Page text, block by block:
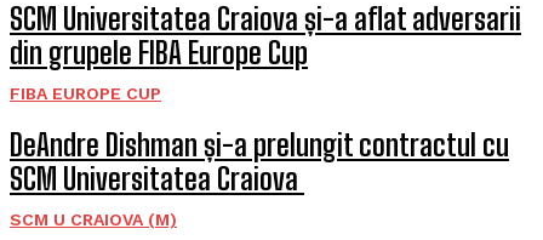
SCM Universitatea Craiova și-a aflat adversarii
din grupele FIBA Europe Cup
FIBA EUROPE CUP
DeAndre Dishman și-a prelungit contractul cu
SCM Universitatea Craiova
SCM U CRAIOVA (M)